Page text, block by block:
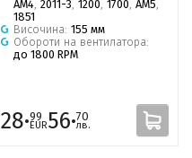
AM4, 2011-3, 1200, 1700, AM5,
1851
Височина: 155 мм
Обороти на вентилатора:
до 1800 RPM
28·99
EUR56·70
лв.